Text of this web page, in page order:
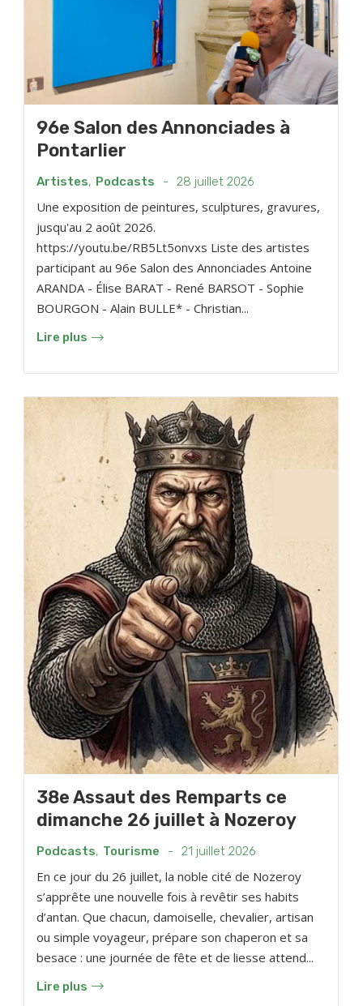
96e Salon des Annonciades à
Pontarlier
Artistes, Podcasts - 28 juillet 2026
Une exposition de peintures, sculptures, gravures,
jusqu'au 2 août 2026.
https://youtu.be/RB5Lt5onvxs Liste des artistes
participant au 96e Salon des Annonciades Antoine
ARANDA - Élise BARAT - René BARSOT - Sophie
BOURGON - Alain BULLE* - Christian...
Lire plus
38e Assaut des Remparts ce
dimanche 26 juillet à Nozeroy
Podcasts, Tourisme - 21 juillet 2026
En ce jour du 26 juillet, la noble cité de Nozeroy
s’apprête une nouvelle fois à revêtir ses habits
d’antan. Que chacun, damoiselle, chevalier, artisan
ou simple voyageur, prépare son chaperon et sa
besace : une journée de fête et de liesse attend...
Lire plus